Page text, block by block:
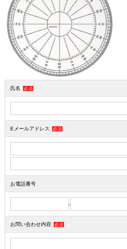
氏名 必須
Eメールアドレス 必須
お電話番号
-
お問い合わせ内容 必須